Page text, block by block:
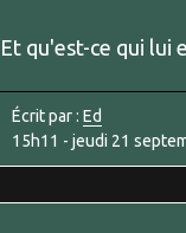
Et qu'est-ce qui lui
Écrit par : Ed
15h11 - jeudi 21